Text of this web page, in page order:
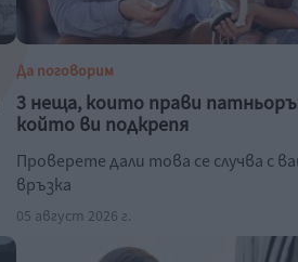
Да поговорим
3 неща, които прави
който ви подкрепя
Проверете дали това се случва с
връзка
05 август 2026 г.